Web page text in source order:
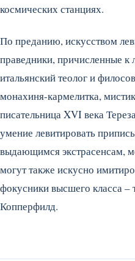
космических станциях.
По преданию, искусством
праведники, причисленные
итальянский теолог и
монахиня-кармелитка,
писательница XVI века
умение левитировать
выдающимся экстрасенсам,
могут также искусно
фокусники высшего класса –
Копперфилд.